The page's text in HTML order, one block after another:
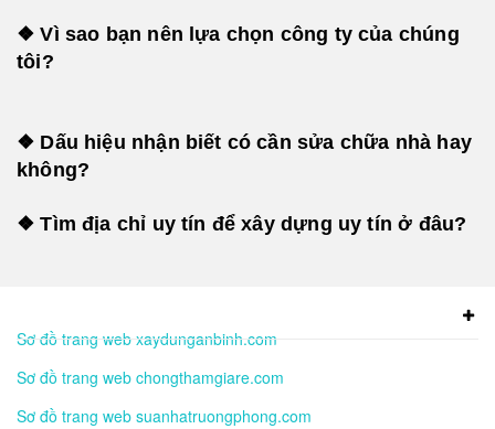
❖ Vì sao bạn nên lựa chọn công ty của chúng
tôi?
❖ Dấu hiệu nhận biết có cần sửa chữa nhà hay
không?
❖ Tìm địa chỉ uy tín để xây dựng uy tín ở đâu?
Sơ đồ trang web xaydunganbinh.com
Sơ đồ trang web chongthamgiare.com
Sơ đồ trang web suanhatruongphong.com